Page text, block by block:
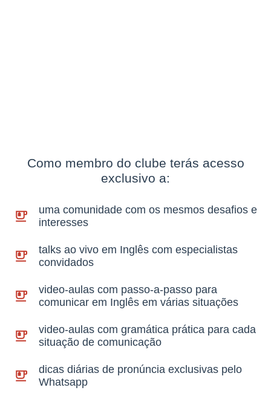
Como membro do clube terás acesso
exclusivo a:
uma comunidade com os mesmos desafios e
interesses
talks ao vivo em Inglês com especialistas
convidados
video-aulas com passo-a-passo para
comunicar em Inglês em várias situações
video-aulas com gramática prática para cada
situação de comunicação
dicas diárias de pronúncia exclusivas pelo
Whatsapp